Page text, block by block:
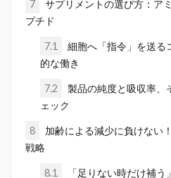
7
サプリメントの選び方：ア
プチド
7.1
細胞へ「指令」を送る
的な働き
7.2
製品の純度と吸収率、
ェック
8
加齢による減少に負けない
戦略
8.1
「足りない時だけ補